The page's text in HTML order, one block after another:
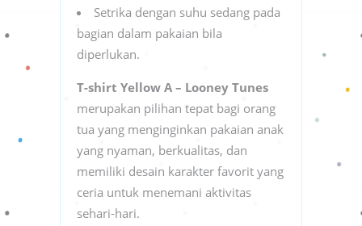
Setrika dengan suhu sedang pada
bagian dalam pakaian bila
diperlukan.
T-shirt Yellow A – Looney Tunes
merupakan pilihan tepat bagi orang
tua yang menginginkan pakaian anak
yang nyaman, berkualitas, dan
memiliki desain karakter favorit yang
ceria untuk menemani aktivitas
sehari-hari.